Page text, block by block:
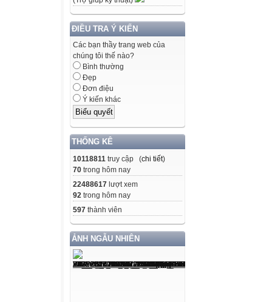
ĐIỀU TRA Ý KIẾN
Các bạn thầy trang web của
chúng tôi thế nào?
Bình thường
Đẹp
Đơn điệu
Ý kiến khác
THỐNG KÊ
10118811 truy cập (chi tiết)
70 trong hôm nay
22488617 lượt xem
92 trong hôm nay
597 thành viên
ẢNH NGẪU NHIÊN